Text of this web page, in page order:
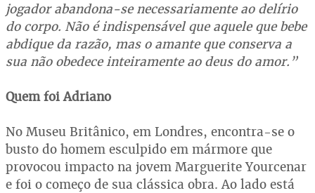
jogador abandona-se necessariamente ao delírio
do corpo. Não é indispensável que aquele que bebe
abdique da razão, mas o amante que conserva a
sua não obedece inteiramente ao deus do amor.”
Quem foi Adriano
No Museu Britânico, em Londres, encontra-se o
busto do homem esculpido em mármore que
provocou impacto na jovem Marguerite Yourcenar
e foi o começo de sua clássica obra. Ao lado está